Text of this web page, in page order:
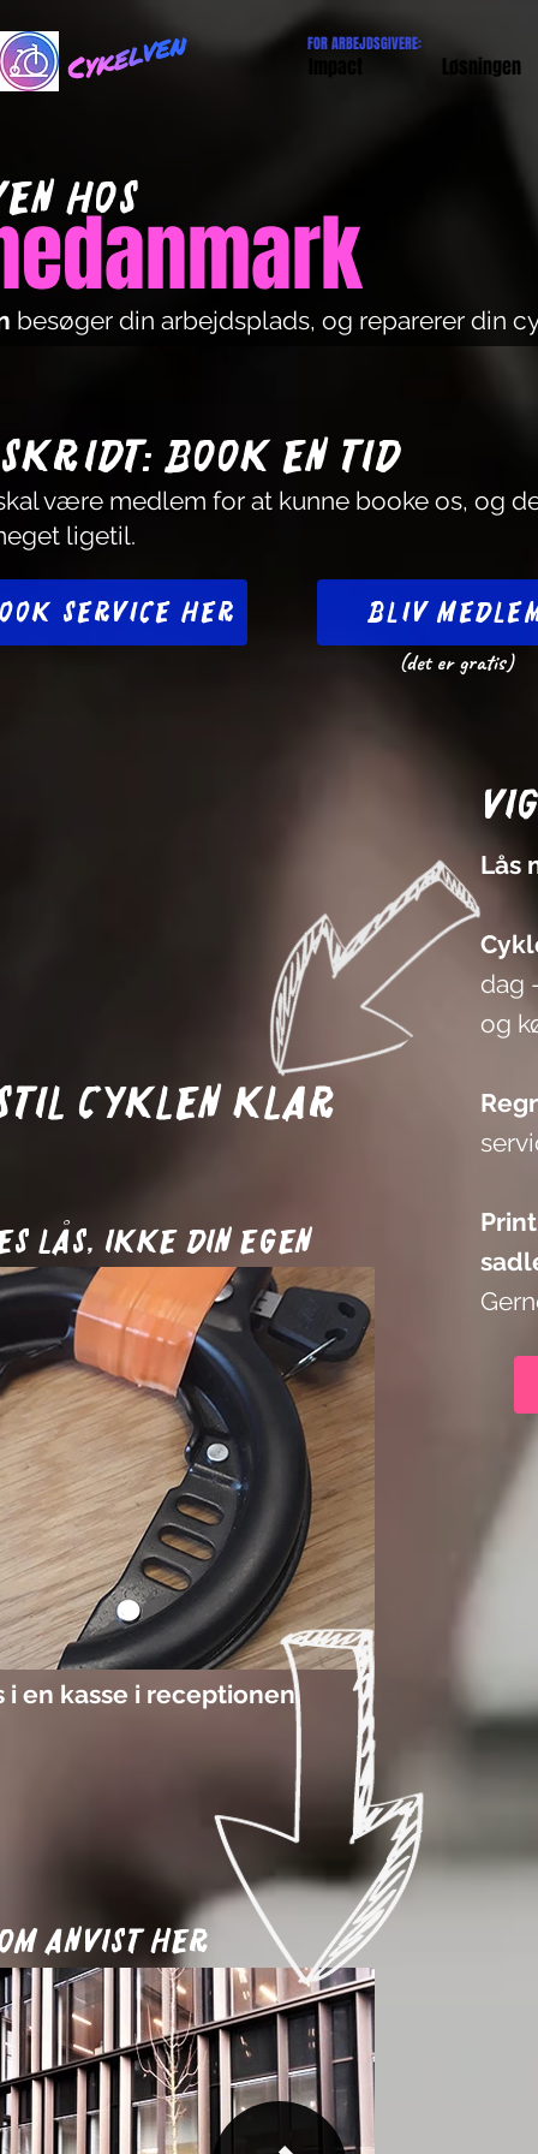
FOR ARBEJDSGIVERE:
Løsningen
hos
besøger din arbejdsplads, og reparerer din
Book en tid
være medlem for at kunne booke os, og
ligetil.
service her Bliv
(det er gratis)
cyklen klar
lås, ikke din egen
i en kasse i receptionen.
anvist her
Lås
dag
og